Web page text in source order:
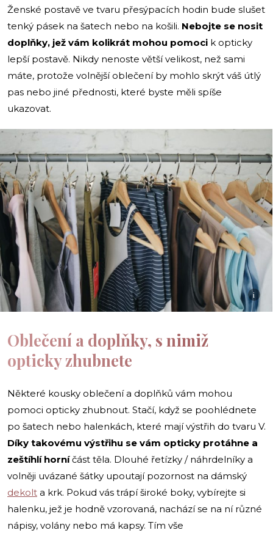
Ženské postavě ve tvaru přesýpacích hodin bude slušet
tenký pásek na šatech nebo na košili. Nebojte se nosit
doplňky, jež vám kolikrát mohou pomoci k opticky
lepší postavě. Nikdy nenoste větší velikost, než sami
máte, protože volnější oblečení by mohlo skrýt váš útlý
pas nebo jiné přednosti, které byste měli spíše
ukazovat.
i
Oblečení a doplňky, s nimiž
opticky zhubnete
Některé kousky oblečení a doplňků vám mohou
pomoci opticky zhubnout. Stačí, když se poohlédnete
po šatech nebo halenkách, které mají výstřih do tvaru V.
Díky takovému výstřihu se vám opticky protáhne a
zeštíhlí horníčást těla. Dlouhé řetízky / náhrdelníky a
volněji uvázané šátky upoutají pozornost na dámský
dekolt a krk. Pokud vás trápí široké boky, vybírejte si
halenku, jež je hodně vzorovaná, nachází se na ní různé
nápisy, volány nebo má kapsy. Tím vše